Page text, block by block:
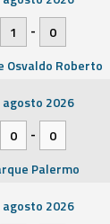
1
-
0
Osvaldo Roberto
agosto 2026
0
-
0
Palermo
agosto 2026